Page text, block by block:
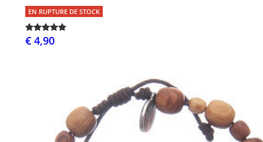
EN RUPTURE DE STOCK
€ 4,90